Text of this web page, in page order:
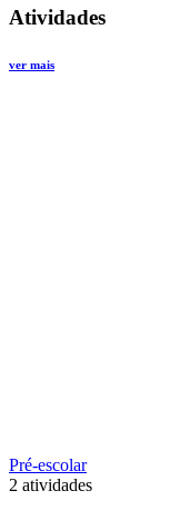
Atividades
ver mais
Pré-escolar
2 atividades